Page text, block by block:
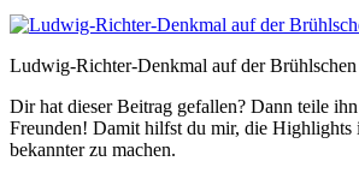
Ludwig-Richter-Denkmal auf der Brühlschen
Dir hat dieser Beitrag gefallen? Dann teile
Freunden! Damit hilfst du mir, die Highlights
bekannter zu machen.